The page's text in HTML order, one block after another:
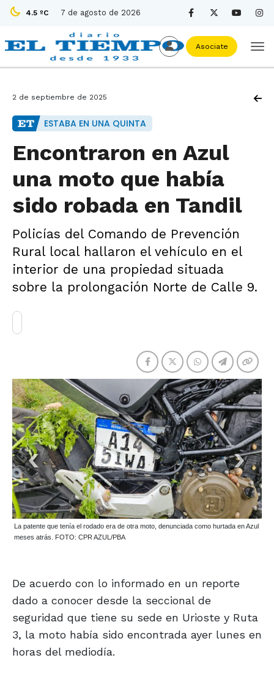
4.5 ºC 7 de agosto de 2026
Asociate
2 de septiembre de 2025
ESTABA EN UNA QUINTA
Encontraron en Azul
una moto que había
sido robada en Tandil
Policías del Comando de Prevención
Rural local hallaron el vehículo en el
interior de una propiedad situada
sobre la prolongación Norte de Calle 9.
La patente que tenía el rodado era de otra moto, denunciada como hurtada en Azul
meses atrás. FOTO: CPR AZUL/PBA
De acuerdo con lo informado en un reporte
dado a conocer desde la seccional de
seguridad que tiene su sede en Urioste y Ruta
3, la moto había sido encontrada ayer lunes en
horas del mediodía.